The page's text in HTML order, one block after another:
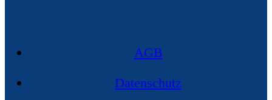
AGB
Datenschutz